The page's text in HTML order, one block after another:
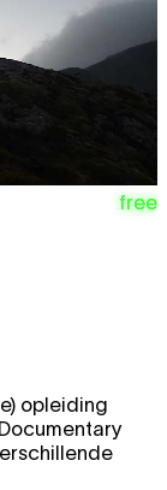
free
opleiding